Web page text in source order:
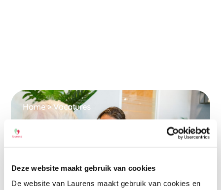
Deze website maakt gebruik van cookies
De website van Laurens maakt gebruik van cookies en
Home>Vacatures
Verzorgende IG Locatie De
Elf Ranken (Barendrecht)